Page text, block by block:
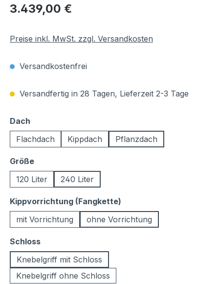
Regulärer Preis:
3.439,00 €
Preise inkl. MwSt. zzgl. Versandkosten
Versandkostenfrei
Versandfertig in 28 Tagen, Lieferzeit 2-3 Tage
Dach
Flachdach
Kippdach Pflanzdach
Größeauswählen
120 Liter
240 Liter
Kippvorrichtung (Fangkette)
mit Vorrichtung
ohne Vorrichtung
Schlossauswählen
Knebelgriff mit Schloss
Knebelgriff ohne Schloss